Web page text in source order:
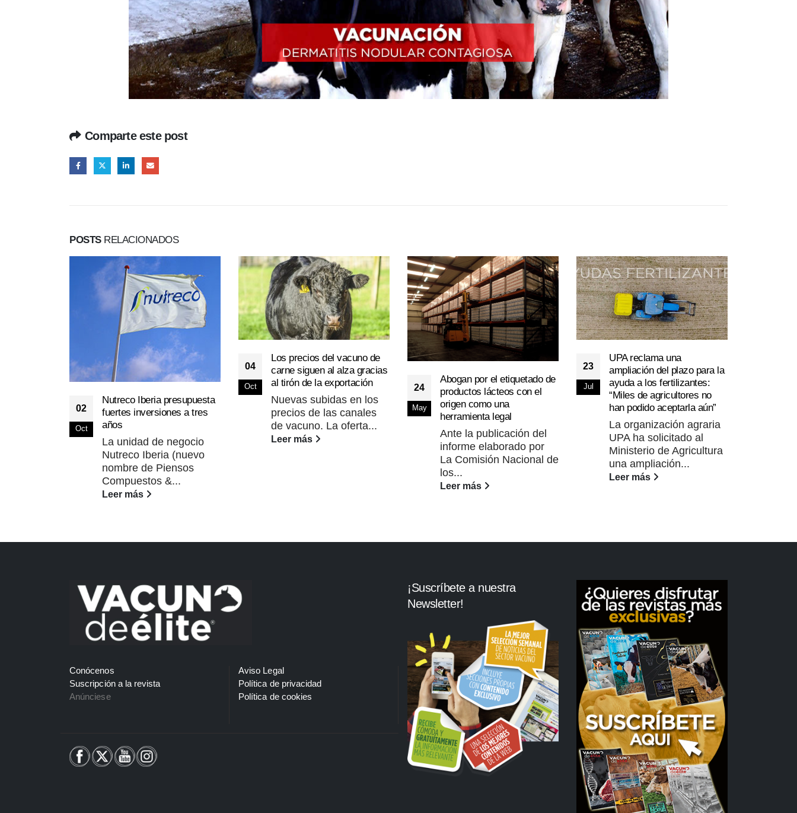
Comparte este post
POSTSRELACIONADOS
02
Oct
Nutreco Iberia presupuesta
fuertes inversiones a tres
años
La unidad de negocio
Nutreco Iberia (nuevo
nombre de Piensos
Compuestos &...
Leer más
04
Oct
Los precios del vacuno de
carne siguen al alza gracias
al tirón de la exportación
Nuevas subidas en los
precios de las canales
de vacuno. La oferta...
Leer más
24
May
Abogan por el etiquetado de
productos lácteos con el
origen como una
herramienta legal
Ante la publicación del
informe elaborado por
La Comisión Nacional de
los...
Leer más
23
Jul
UPA reclama una
ampliación del plazo para la
ayuda a los fertilizantes:
“Miles de agricultores no
han podido aceptarla aún”
La organización agraria
UPA ha solicitado al
Ministerio de Agricultura
una ampliación...
Leer más
Conócenos
Suscripción a la revista
Anúnciese
Aviso Legal
Política de privacidad
Política de cookies
¡Suscríbete a nuestra
Newsletter!